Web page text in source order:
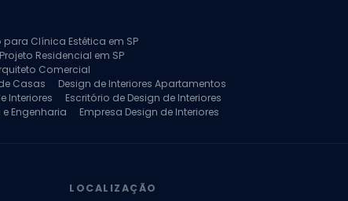
para Clínica Estética em SP
Residencial em SP
Comercial
Casas
Design de Interiores Apartamentos
Interiores
Escritório de Design de Interiores
Engenharia
Empresa Design de Interiores
LOCALIZAÇÃO